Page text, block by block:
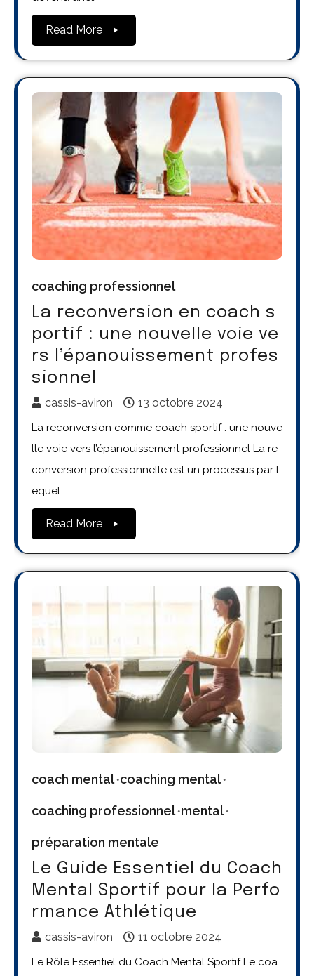
Read More
coaching professionnel
La reconversion en coach s
portif : une nouvelle voie ve
rs l’épanouissement profes
sionnel
cassis-aviron 13 octobre 2024
La reconversion comme coach sportif : une nouve
lle voie vers l’épanouissement professionnel La re
conversion professionnelle est un processus par l
equel…
Read More
coach mental coaching mental
coaching professionnel mental
préparation mentale
Le Guide Essentiel du Coach
Mental Sportif pour la Perfo
rmance Athlétique
cassis-aviron 11 octobre 2024
Le Rôle Essentiel du Coach Mental Sportif Le coa